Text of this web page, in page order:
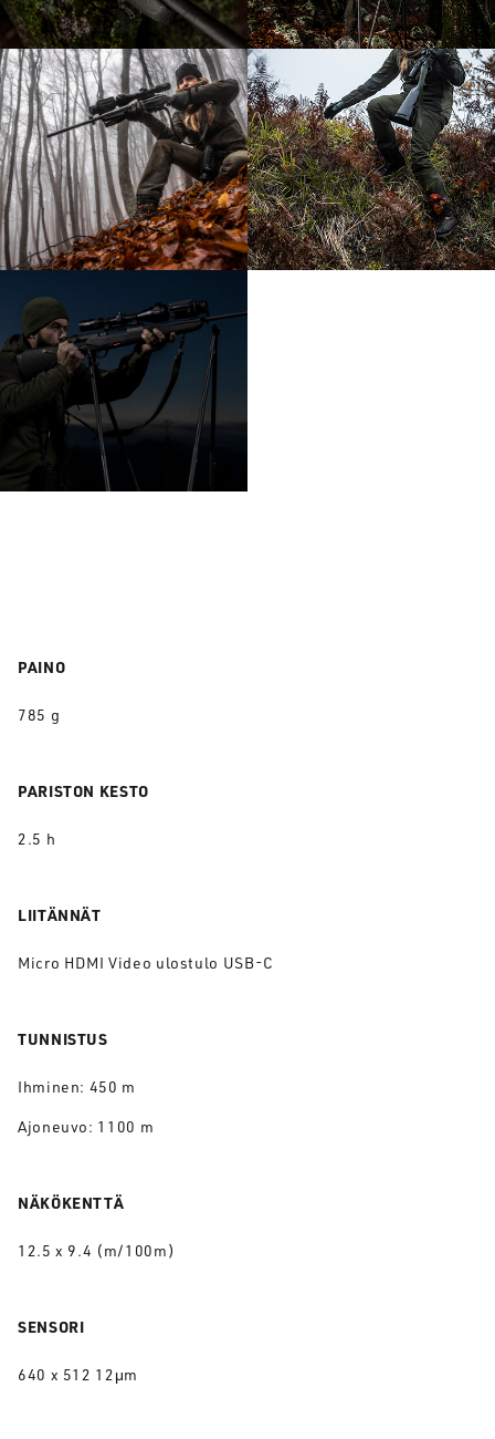
PAINO
785 g
PARISTON KESTO
2.5 h
LIITÄNNÄT
Micro HDMI Video ulostulo USB-C
TUNNISTUS
Ihminen: 450 m
Ajoneuvo: 1100 m
NÄKÖKENTTÄ
12.5 x 9.4 (m/100m)
SENSORI
640 x 512 12μm